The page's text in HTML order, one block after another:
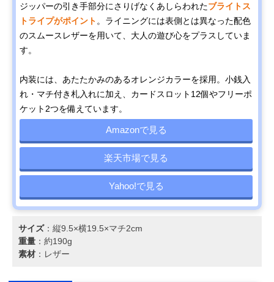
ジッパーの引き手部分にさりげなくあしらわれたブライトス
トライプがポイント 。ライニングには表側とは異なった配色
のスムースレザーを用いて、大人の遊び心をプラスしていま
す。
内装には、あたたかみのあるオレンジカラーを採用。小銭入
れ・マチ付き札入れに加え、カードスロット12個やフリーポ
ケット2つを備えています。
Amazonで見る
楽天市場で見る
Yahoo!で見る
サイズ：縦9.5×横19.5×マチ2cm
重量 ：約190g
素材 ：レザー